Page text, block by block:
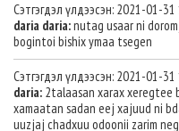
Сэтгэгдэл үлдээсэн: 2021-01-31
daria daria:nutag usaar ni
bogintoi bishix ymaa tsegen
Сэтгэгдэл үлдээсэн: 2021-01-31
daria: 2talaasan xarax xeregtee
xamaatan sadan eej xajuud ni
uuzjaj chadxuu odoonii zarim